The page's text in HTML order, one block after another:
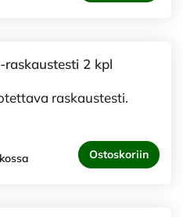
raskaustesti 2 kpl
raskaustesti.
Ostoskoriin